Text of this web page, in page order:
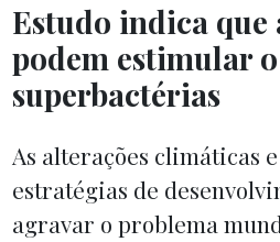
Estudo indica que
podem estimular
superbactérias
As alterações climáticas
estratégias de
agravar o problema